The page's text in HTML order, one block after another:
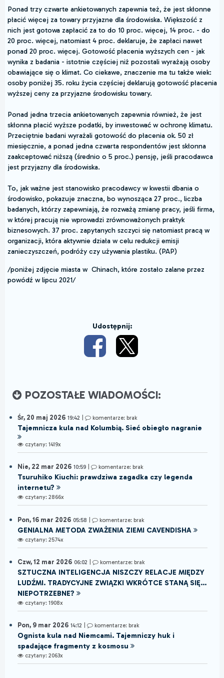
Ponad trzy czwarte ankietowanych zapewnia też, że jest skłonne
płacić więcej za towary przyjazne dla środowiska. Większość z
nich jest gotowa zapłacić za to do 10 proc. więcej, 14 proc. - do
20 proc. więcej, natomiast 4 proc. deklaruje, że zapłaci nawet
ponad 20 proc. więcej. Gotowość płacenia wyższych cen - jak
wynika z badania - istotnie częściej niż pozostali wyrażają osoby
obawiające się o klimat. Co ciekawe, znaczenie ma tu także wiek:
osoby poniżej 35. roku życia częściej deklarują gotowość płacenia
wyższej ceny za przyjazne środowisku towary.
Ponad jedna trzecia ankietowanych zapewnia również, że jest
skłonna płacić wyższe podatki, by inwestować w ochronę klimatu.
Przeciętnie badani wyrażali gotowość do płacenia ok. 50 zł
miesięcznie, a ponad jedna czwarta respondentów jest skłonna
zaakceptować niższą (średnio o 5 proc.) pensję, jeśli pracodawca
jest przyjazny dla środowiska.
To, jak ważne jest stanowisko pracodawcy w kwestii dbania o
środowisko, pokazuje znaczna, bo wynosząca 27 proc., liczba
badanych, którzy zapewniają, że rozważą zmianę pracy, jeśli firma,
w której pracują nie wprowadzi zrównoważonych praktyk
biznesowych. 37 proc. zapytanych szczyci się natomiast pracą w
organizacji, która aktywnie działa w celu redukcji emisji
zanieczyszczeń, podróży czy używania plastiku. (PAP)
/poniżej zdjęcie miasta w Chinach, które zostało zalane przez
powódź w lipcu 2021/
Udostępnij:
POZOSTAŁE WIADOMOŚCI:
Śr, 20 maj 2026 19:42 komentarze: brak
Tajemnicza kula nad Kolumbią. Sieć obiegło nagranie
czytany: 1419x
Nie, 22 mar 2026 10:59 komentarze: brak
Tsuruhiko Kiuchi: prawdziwa zagadka czy legenda
internetu?
czytany: 2866x
Pon, 16 mar 2026 05:58 komentarze: brak
GENIALNA METODA ZWAŻENIA ZIEMI CAVENDISHA
czytany: 2574x
Czw, 12 mar 2026 06:02 komentarze: brak
SZTUCZNA INTELIGENCJA NISZCZY RELACJE MIĘDZY
LUDŹMI. TRADYCYJNE ZWIĄZKI WKRÓTCE STANĄ SIĘ...
NIEPOTRZEBNE?
czytany: 1908x
Pon, 9 mar 2026 14:12 komentarze: brak
Ognista kula nad Niemcami. Tajemniczy huk i
spadające fragmenty z kosmosu
czytany: 2063x